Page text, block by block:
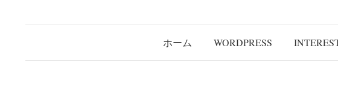
ホーム WORDPRESS